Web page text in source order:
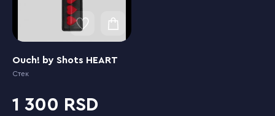
Ouch! by Shots HEART
Стек
1 300